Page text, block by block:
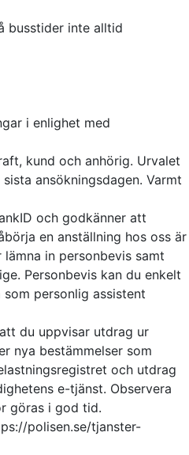
busstider inte alltid
i enlighet med
kund och anhörig. Urvalet
ansökningsdagen. Varmt
och godkänner att
en anställning hos oss är
in personbevis samt
Personbevis kan du enkelt
personlig assistent
du uppvisar utdrag ur
nya bestämmelser som
och utdrag
e-tjänst. Observera
göras i god tid.
polisen.se/tjanster-